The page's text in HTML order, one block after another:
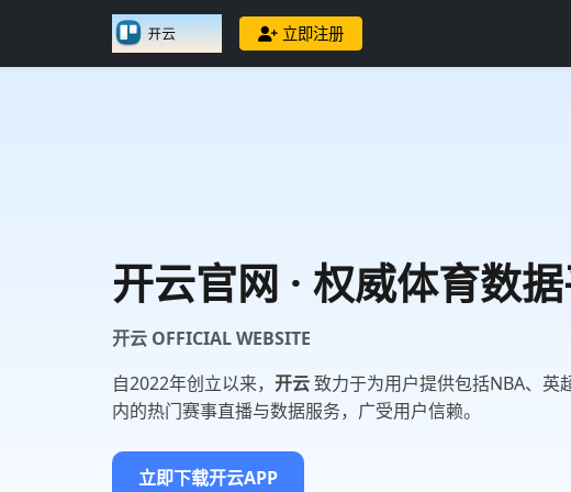
立即注册
开云官网 · 权威体育数
开云 OFFICIAL WEBSITE
自2022年创立以来， 开云致力于为用户提供包括NBA、英
内的热门赛事直播与数据服务，广受用户信赖。
立即下载开云APP